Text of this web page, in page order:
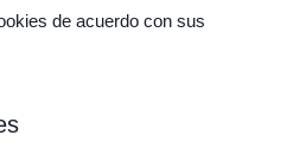
de acuerdo con sus